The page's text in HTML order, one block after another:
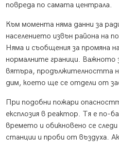
повреда по самата централа.
Към момента няма данни за
населението извън района на
Няма и съобщения за промяна
нормалните граници. Важното
вятъра, продължителността
дим, което ще се отдели от
При подобни пожари
експлозия в реактор. Тя е по-
времето и обикновено се следи
станции и проби от въздуха.